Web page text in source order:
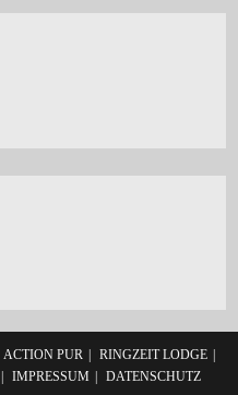
ACTION PUR
RINGZEIT LODGE
IMPRESSUM DATENSCHUTZ